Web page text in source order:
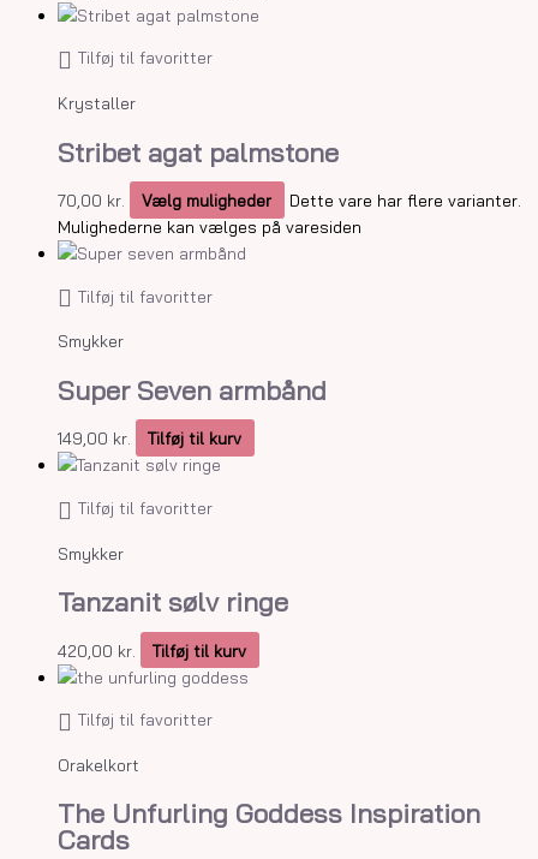
Tilføj til favoritter
Krystaller
Stribet agat palmstone
70,00 kr. Vælg muligheder
Dette vare har flere varianter.
Mulighederne kan vælges på varesiden
Tilføj til favoritter
Smykker
Super Seven armbånd
149,00 kr. Tilføj til kurv
Tilføj til favoritter
Smykker
Tanzanit sølv ringe
420,00 kr. Tilføj til kurv
Tilføj til favoritter
Orakelkort
The Unfurling Goddess Inspiration
Cards